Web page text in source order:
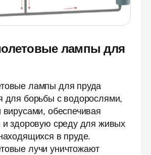
лампы для
лампы для пруда
для борьбы с водорослями,
вирусами, обеспечивая
и здоровую среду для живых
в пруде.
лучи уничтожают